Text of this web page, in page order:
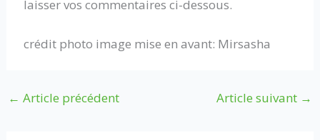
laisser vos commentaires ci-dessous.
crédit photo image mise en avant: Mirsasha
← Article précédent Article suivant →